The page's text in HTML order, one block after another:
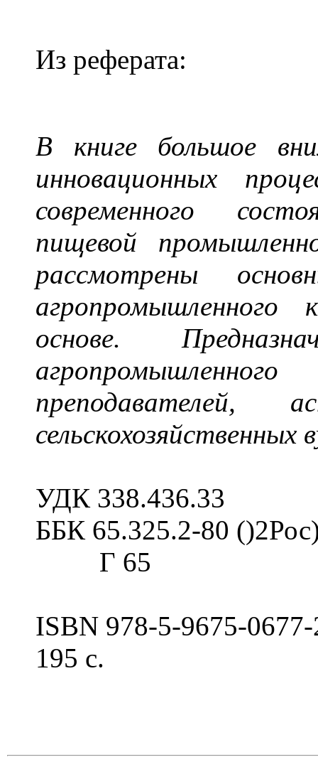
Из реферата:
В книге большое
инновационных
современного
пищевой
рассмотрены
агропромышленного
основе.
преподавателей,
сельскохозяйственных
УДК 338.436.33
ББК 65.325.2-80
Г 65
ISBN 978-5-9675-
195 с.